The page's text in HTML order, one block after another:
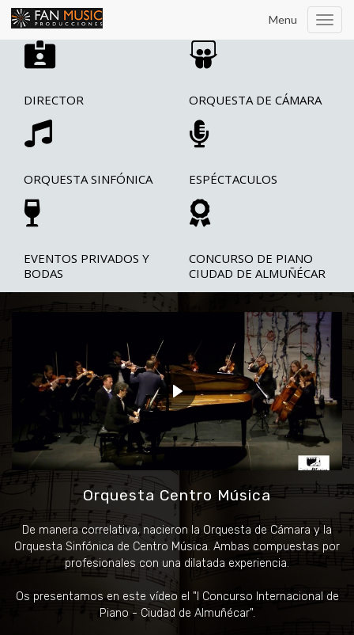
Menu
DIRECTOR ORQUESTA DE CÁMARA
ORQUESTA SINFÓNICA ESPÉCTACULOS
EVENTOS PRIVADOS Y
BODAS
CONCURSO DE PIANO
CIUDAD DE ALMUÑÉCAR
Orquesta Centro Música
De manera correlativa, nacieron la Orquesta de Cámara y la
Orquesta Sinfónica de Centro Música. Ambas compuestas por
profesionales con una dilatada experiencia.
Os presentamos en este vídeo el "I Concurso Internacional de
Piano - Ciudad de Almuñécar".